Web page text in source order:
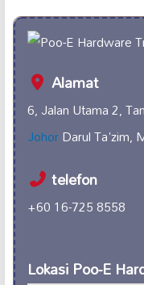
Alamat
6, Jalan Utama 2,
JohorDarul Ta'zim,
telefon
+60 16-725 8558
Lokasi Poo-E